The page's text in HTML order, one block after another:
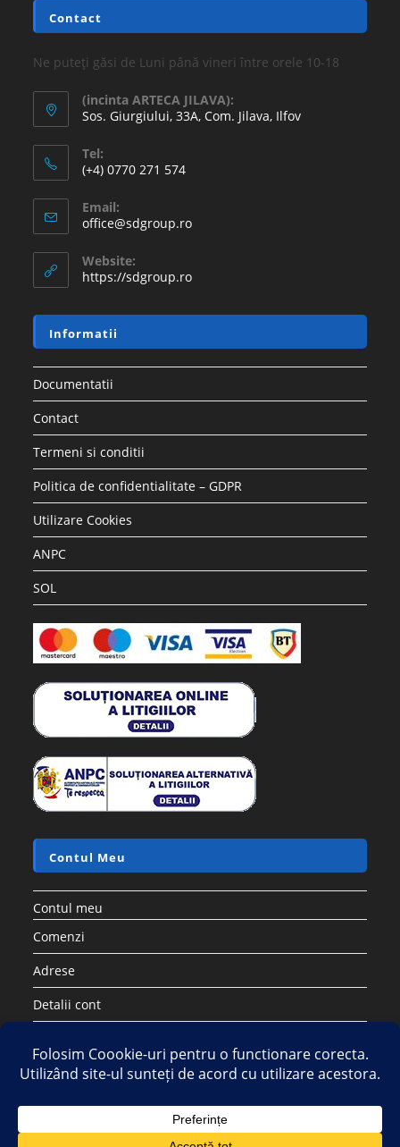
Contact
Ne puteți găsi de Luni până vineri între orele 10-18
(incinta ARTECA JILAVA):
Sos. Giurgiului, 33A, Com. Jilava, Ilfov
Tel:
(+4) 0770 271 574
Email:
office@sdgroup.ro
Website:
https://sdgroup.ro
Informatii
Documentatii
Contact
Termeni si conditii
Politica de confidentialitate – GDPR
Utilizare Cookies
ANPC
SOL
Contul Meu
Contul meu
Comenzi
Adrese
Detalii cont
Copyright 2026 - Strategic DIstribution Group